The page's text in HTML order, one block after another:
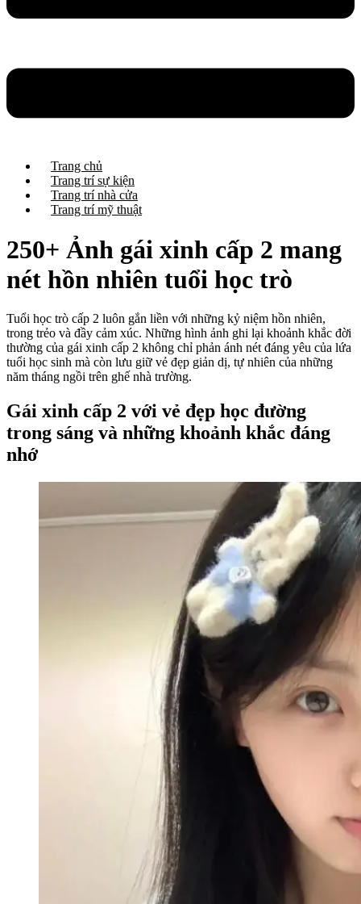
Trang chủ
Trang trí sự kiện
Trang trí nhà cửa
Trang trí mỹ thuật
250+ Ảnh gái xinh cấp 2 mang
nét hồn nhiên tuổi học trò
Tuổi học trò cấp 2 luôn gắn liền với những kỷ niệm hồn nhiên,
trong trẻo và đầy cảm xúc. Những hình ảnh ghi lại khoảnh khắc đời
thường của gái xinh cấp 2 không chỉ phản ánh nét đáng yêu của lứa
tuổi học sinh mà còn lưu giữ vẻ đẹp giản dị, tự nhiên của những
năm tháng ngồi trên ghế nhà trường.
Gái xinh cấp 2 với vẻ đẹp học đường
trong sáng và những khoảnh khắc đáng
nhớ